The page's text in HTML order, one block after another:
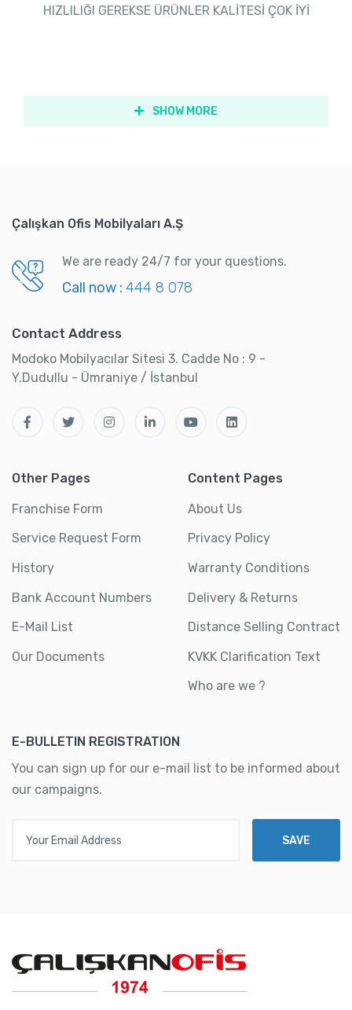
HIZLILIĞI GEREKSE ÜRÜNLER KALİTESİ ÇOK İYİ
SHOW MORE
Çalışkan Ofis Mobilyaları A.Ş
We are ready 24/7 for your questions.
Call now : 444 8 078
Contact Address
Modoko Mobilyacılar Sitesi 3. Cadde No : 9 -
Y.Dudullu - Ümraniye / İstanbul
Other Pages
Franchise Form
Service Request Form
History
Bank Account Numbers
E-Mail List
Our Documents
Content Pages
About Us
Privacy Policy
Warranty Conditions
Delivery & Returns
Distance Selling Contract
KVKK Clarification Text
Who are we ?
E-BULLETIN REGISTRATION
You can sign up for our e-mail list to be informed about
our campaigns.
SAVE